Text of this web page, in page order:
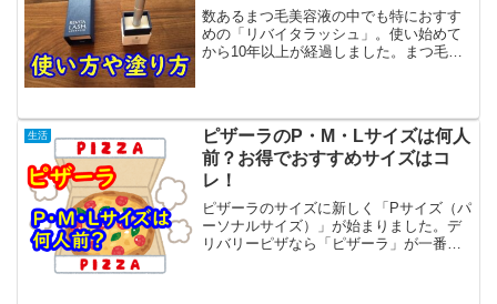
数あるまつ毛美容液の中でも特におすす
めの「リバイタラッシュ」。使い始めて
から10年以上が経過しました。まつ毛は
効果を期待することはで...
生活
ピザーラのP・M・Lサイズは何人
前？お得でおすすめサイズはコ
レ！
ピザーラのサイズに新しく「Pサイズ（パ
ーソナルサイズ）」が始まりました。デ
リバリーピザなら「ピザーラ」が一番と